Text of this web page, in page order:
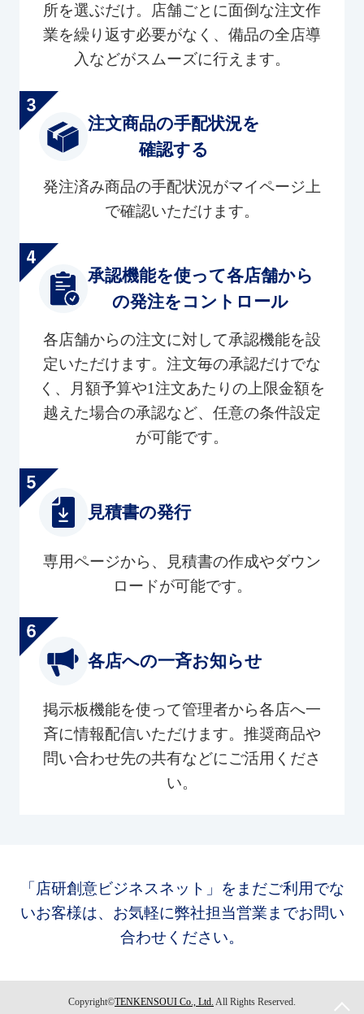
所を選ぶだけ。店舗ごとに面倒な注文作
業を繰り返す必要がなく、備品の全店導
入などがスムーズに行えます。
注文商品の手配状況を
確認する
発注済み商品の手配状況がマイページ上
で確認いただけます。
承認機能を使って各店舗から
の発注をコントロール
各店舗からの注文に対して承認機能を設
定いただけます。注文毎の承認だけでな
く、月額予算や1注文あたりの上限金額を
越えた場合の承認など、任意の条件設定
が可能です。
見積書の発行
専用ページから、見積書の作成やダウン
ロードが可能です。
各店への一斉お知らせ
掲示板機能を使って管理者から各店へ一
斉に情報配信いただけます。推奨商品や
問い合わせ先の共有などにご活用くださ
い。
「店研創意ビジネスネット」をまだご利用でな
いお客様は、お気軽に弊社担当営業までお問い
合わせください。
Copyright©TENKENSOUI Co., Ltd. All Rights Reserved.